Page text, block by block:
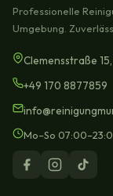
Professionelle
Umgebung.
Clemensstraße
+49 170 8877859
Mo–So